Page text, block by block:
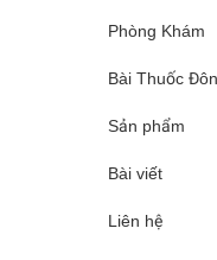
Phòng Khám
Bài Thuốc
Sản phẩm
Bài viết
Liên hệ